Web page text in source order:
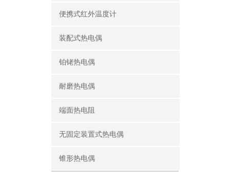
便携式红外温度计
装配式热电偶
铂铑热电偶
耐磨热电偶
端面热电阻
无固定装置式热电偶
锥形热电偶